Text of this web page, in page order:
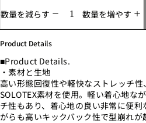
数量を減らす 数量を増やす
Product Details
■Product Details.
・素材と生地
高い形態回復性や軽快なストレッチ
SOLOTEX素材を使用。軽い着心地な
チ性もあり、着心地の良い非常に便
がらも高いキックバック性で型崩れが